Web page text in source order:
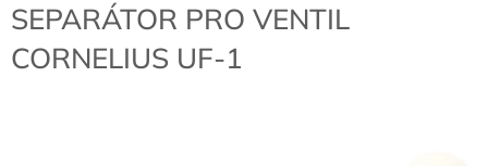
SEPARÁTOR PRO VENTIL
CORNELIUS UF-1